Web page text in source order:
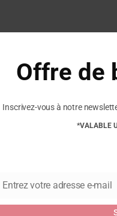
– VERBENAS
Offre de
Inscrivez-vous à notre
*VALABLE
Email
Entrez votre adresse e-mail